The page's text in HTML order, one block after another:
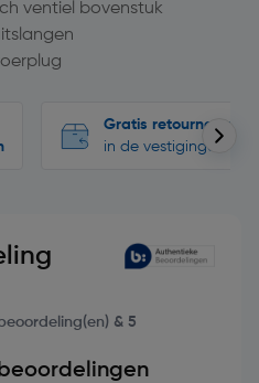
ventiel bovenstuk
Gratis retourneren
in de vestigingen
& 5